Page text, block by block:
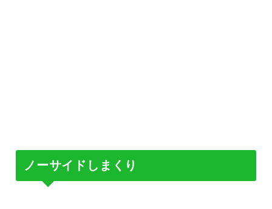
ノーサイドしまくり